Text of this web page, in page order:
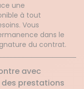
une
à tout
Vous
dans le
du contrat.
avec
prestations